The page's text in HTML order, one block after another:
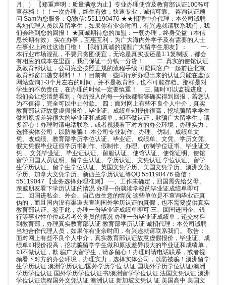
月。） 【郑重声明：质量满意为止】专业办理使馆及教育部认证100%可
查存档！！！一次办理，终生有效，快速专业，诚信可靠。 咨询认证顾
问 Sam为您服务：Q/微信: 551190476 ★★招聘中介代理：本公司诚聘
各地代理人员以及留学生，如果你有业余时间，有兴趣就请联系我们，我
们会给到您的回报！ ★真诚期待您的加盟：一朝办理，终身受益（本信
息长期有效） 实在办事，互惠互利，为广大海内外学子及有需要的人士
在事业上跨过这道门槛！ 【我们真诚的提醒广大留学生朋友】： 一.
本行业市场混乱，不要只贪图便宜，无论是真实版还是1:1复制版，都会
有相应的成本在里面，我们保证一分钱一分货！ 二. 真实的使馆认证
及教育部认证，公司完全按照正规的流程手续,可陪同客户一起前往北京
教育部窗口递交材料！！！目前有一些同行所办理出来的认证只能在虚假
网站查询1-3个月左右的时间，并不是教育部，也不可能存档。那样是对
学生的不负责任，在办理的时候一定要慎重！ 三. 随时可以监视进度，
我们会让您清楚看到，你所投入的每一分钱都能够确实得到回报，若您认
为不值得，完全可以中止付款。 四：面对网上有些不良个人中介，真实
教育部认证故意虚假报价，毕业证、成绩单却报价很高，挖坑骗留学学生
做和原版差异很大的毕业证和成绩单，却不做认证，欺骗广大留学生，请
多留心！办理时请电话联系，或者视频看下对方的办公环境，办理实力，
选择实体公司，以防被骗！ 本公司专业制作、办理、仿制、成绩单文
凭、改成绩、教育部学历学位认证、毕业证、成绩单、文凭、学历文凭、
假文凭假毕业证假学历书制作、假制作、办理、仿制学位证书、毕业证文
凭 、文凭毕业证、毕业证认证、留服认证、使馆认证、使馆证明、使馆
留学回国人员证明、留学生认证、学历认证、文凭认证 学位认证、留学
生学历认证、留学生学位认证、英国文凭学历、美国文凭学历、澳洲文凭
学历、加拿大文凭学历、新西兰学历认证等QQ:551190476 微信：
55119047 【业务选择办理准则】 一、工作未确定，回国需先给父母、
亲戚朋友看下学历认证的情况 办理一份就读学校的毕业证成绩单即可
二、回国进私企、外企、自己做生意的情况 这些单位是不查询毕业证真
伪的，而且国内没有渠道去查询国外学历认证的真假，也不需要提供真实
教育部认证。鉴于此，办理一份毕业证成绩单即可 三、回国进国企、银
行等事业性单位或者考公务员的情况 办理一份毕业证成绩单，递交材料
到教育部，办理真实教育部认证 教育部学历认证 诚招代理：本公司诚聘
当地合作代理人员，如果你有业余时间，有兴趣就请联系我们。 敬告：
面对网上有些不良个人中介，真实教育部认证故意虚假报价，毕业证、成
绩单却报价很高，挖坑骗留学学生做和原版差异很大的毕业证和成绩单，
却不做认证，欺 骗广大留学生，请多留心！办理时请电话联系，或者视
频看下对方的办公环境，办理实力，选择实体公司，以防被骗！澳洲留学
生学历认证 澳洲学历认证/国外学历学位 认证 国境外学历学位认证/澳洲
学历学位认证 国外学历学位认证书/澳洲留学学位认证 法国文凭认证 澳洲
学位认证流程国外文凭认证 澳洲认证 新加坡文凭认 证 美国高中 美国文